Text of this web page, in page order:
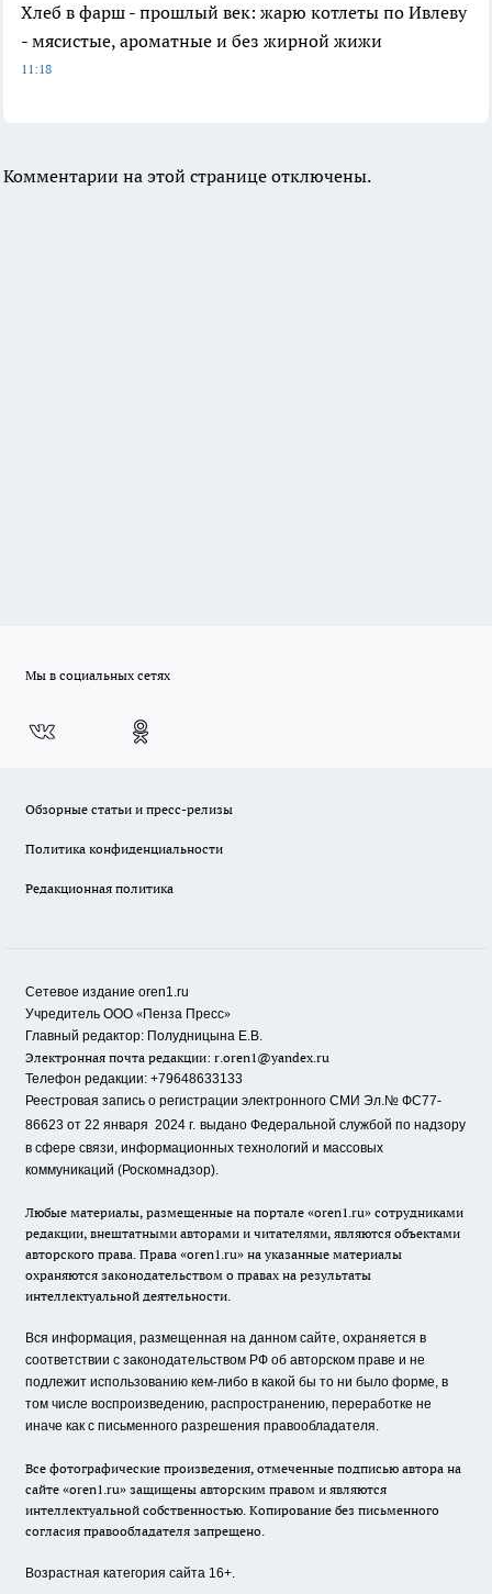
Хлеб в фарш - прошлый век: жарю котлеты по Ивлеву
- мясистые, ароматные и без жирной жижи
11:18
Комментарии на этой странице отключены.
Мы в социальных сетях
Обзорные статьи и пресс-релизы
Политика конфиденциальности
Редакционная политика
Сетевое издание oren1.ru
Учредитель ООО «Пенза Пресс»
Главный редактор: Полудницына Е.В.
Электронная почта редакции: r.oren1@yandex.ru
Телефон редакции: +79648633133
Реестровая запись о регистрации электронного СМИ Эл.№ ФС77-
86623 от 22 января 2024 г. выдано Федеральной службой по надзору
в сфере связи, информационных технологий и массовых
коммуникаций (Роскомнадзор).
Любые материалы, размещенные на портале «oren1.ru» сотрудниками
редакции, внештатными авторами и читателями, являются объектами
авторского права. Права «oren1.ru» на указанные материалы
охраняются законодательством о правах на результаты
интеллектуальной деятельности.
Вся информация, размещенная на данном сайте, охраняется в
соответствии с законодательством РФ об авторском праве и не
подлежит использованию кем-либо в какой бы то ни было форме, в
том числе воспроизведению, распространению, переработке не
иначе как с письменного разрешения правообладателя.
Все фотографические произведения, отмеченные подписью автора на
сайте «oren1.ru» защищены авторским правом и являются
интеллектуальной собственностью. Копирование без письменного
согласия правообладателя запрещено.
Возрастная категория сайта 16+.